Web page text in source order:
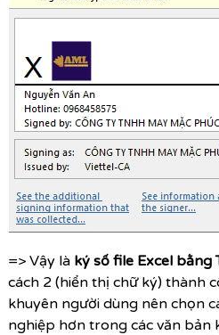
=> Vậy là ký số file Excel bằng
cách 2 (hiển thị chữ ký) thành
khuyên người dùng nên chọn
nghiệp hơn trong các văn bản